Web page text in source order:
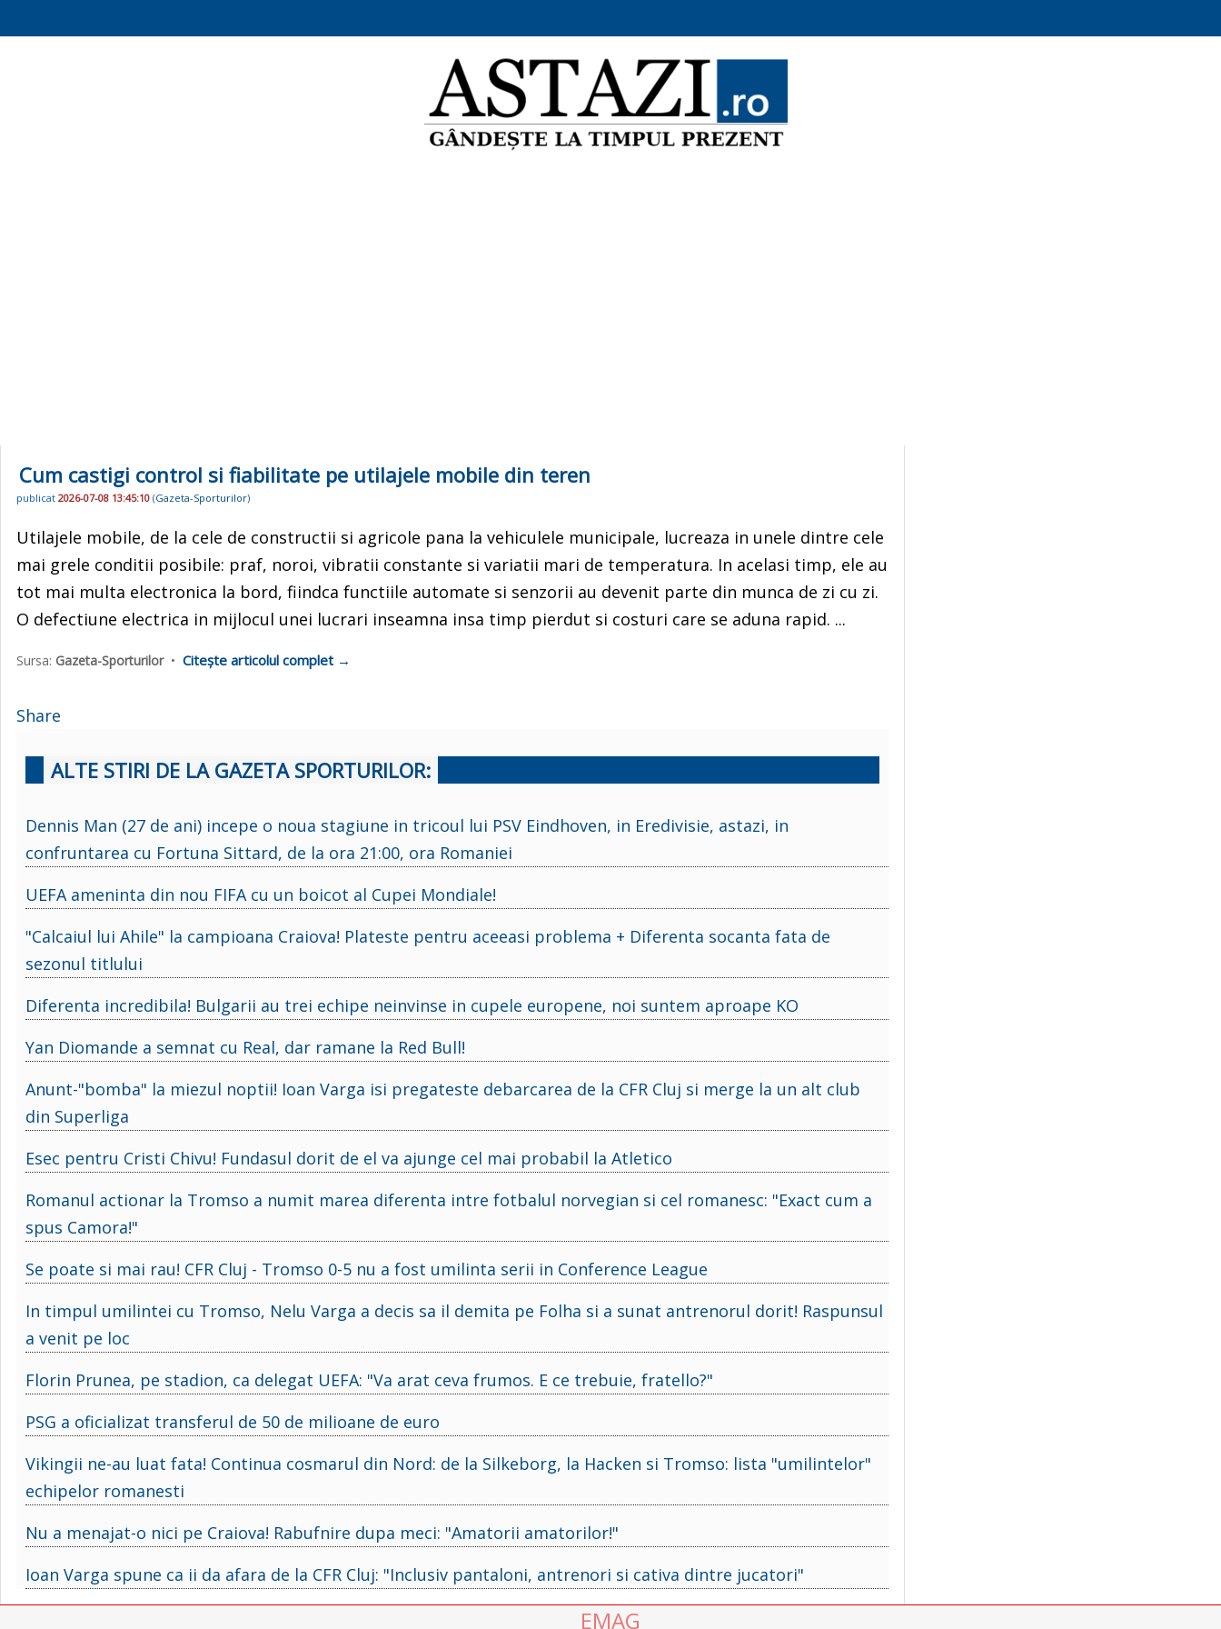
Cum castigi control si fiabilitate pe utilajele mobile din teren
publicat 2026-07-08 13:45:10 (Gazeta-Sporturilor)
Utilajele mobile, de la cele de constructii si agricole pana la vehiculele municipale, lucreaza in unele dintre cele
mai grele conditii posibile: praf, noroi, vibratii constante si variatii mari de temperatura. In acelasi timp, ele au
tot mai multa electronica la bord, fiindca functiile automate si senzorii au devenit parte din munca de zi cu zi.
O defectiune electrica in mijlocul unei lucrari inseamna insa timp pierdut si costuri care se aduna rapid. ...
Sursa: Gazeta-Sporturilor• Citește articolul complet →
Share
ALTE STIRI DE LA GAZETA SPORTURILOR:
Dennis Man (27 de ani) incepe o noua stagiune in tricoul lui PSV Eindhoven, in Eredivisie, astazi, in
confruntarea cu Fortuna Sittard, de la ora 21:00, ora Romaniei
UEFA ameninta din nou FIFA cu un boicot al Cupei Mondiale!
"Calcaiul lui Ahile" la campioana Craiova! Plateste pentru aceeasi problema + Diferenta socanta fata de
sezonul titlului
Diferenta incredibila! Bulgarii au trei echipe neinvinse in cupele europene, noi suntem aproape KO
Yan Diomande a semnat cu Real, dar ramane la Red Bull!
Anunt-"bomba" la miezul noptii! Ioan Varga isi pregateste debarcarea de la CFR Cluj si merge la un alt club
din Superliga
Esec pentru Cristi Chivu! Fundasul dorit de el va ajunge cel mai probabil la Atletico
Romanul actionar la Tromso a numit marea diferenta intre fotbalul norvegian si cel romanesc: "Exact cum a
spus Camora!"
Se poate si mai rau! CFR Cluj - Tromso 0-5 nu a fost umilinta serii in Conference League
In timpul umilintei cu Tromso, Nelu Varga a decis sa il demita pe Folha si a sunat antrenorul dorit! Raspunsul
a venit pe loc
Florin Prunea, pe stadion, ca delegat UEFA: "Va arat ceva frumos. E ce trebuie, fratello?"
PSG a oficializat transferul de 50 de milioane de euro
Vikingii ne-au luat fata! Continua cosmarul din Nord: de la Silkeborg, la Hacken si Tromso: lista "umilintelor"
echipelor romanesti
Nu a menajat-o nici pe Craiova! Rabufnire dupa meci: "Amatorii amatorilor!"
Ioan Varga spune ca ii da afara de la CFR Cluj: "Inclusiv pantaloni, antrenori si cativa dintre jucatori"
EMAG